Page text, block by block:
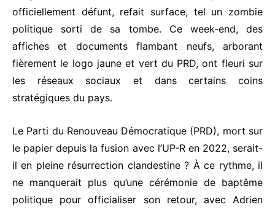
officiellement défunt, refait surface, tel un zombie
politique sorti de sa tombe. Ce week-end, des
affiches et documents flambant neufs, arborant
fièrement le logo jaune et vert du PRD, ont fleuri sur
les réseaux sociaux et dans certains coins
stratégiques du pays.
Le Parti du Renouveau Démocratique (PRD), mort sur
le papier depuis la fusion avec l’UP-R en 2022, serait-
il en pleine résurrection clandestine ? À ce rythme, il
ne manquerait plus qu’une cérémonie de baptême
politique pour officialiser son retour, avec Adrien